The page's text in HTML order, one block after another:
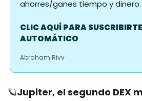
ahorres/ganes tiempo y dinero.
CLIC AQUÍ PARA
AUTOMÁTICO
Abraham Rivv
🪐Jupiter, el segundo DEX